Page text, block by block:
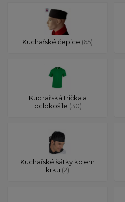
Kuchařské čepice (65)
Kuchařská trička a
polokošile (30)
Kuchařské šátky kolem
krku (2)